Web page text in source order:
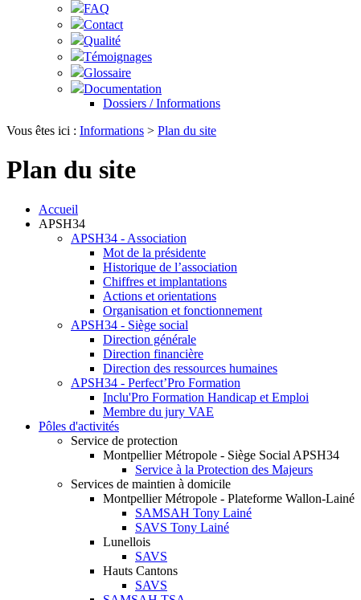
FAQ
Contact
Qualité
Témoignages
Glossaire
Documentation
Dossiers / Informations
Vous êtes ici : Informations > Plan du site
Plan du site
Accueil
APSH34
APSH34 - Association
Mot de la présidente
Historique de l’association
Chiffres et implantations
Actions et orientations
Organisation et fonctionnement
APSH34 - Siège social
Direction générale
Direction financière
Direction des ressources humaines
APSH34 - Perfect’Pro Formation
Inclu'Pro Formation Handicap et Emploi
Membre du jury VAE
Pôles d'activités
Service de protection
Montpellier Métropole - Siège Social APSH34
Service à la Protection des Majeurs
Services de maintien à domicile
Montpellier Métropole - Plateforme Wallon-Lainé
SAMSAH Tony Lainé
SAVS Tony Lainé
Lunellois
SAVS
Hauts Cantons
SAVS